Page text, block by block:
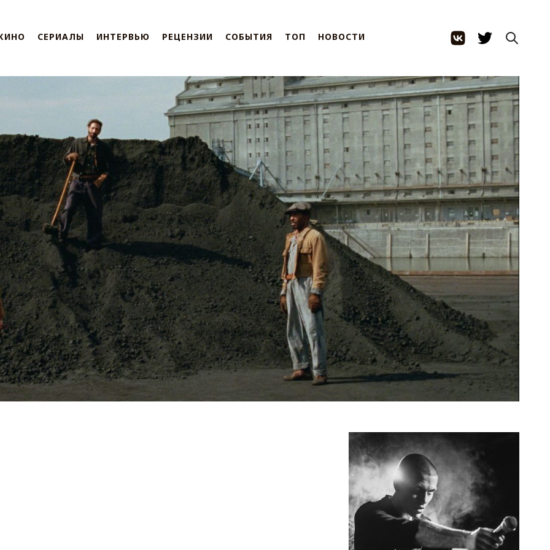
СЕРИАЛЫ ИНТЕРВЬЮ РЕЦЕНЗИИ СОБЫТИЯ ТОП НОВОСТИ